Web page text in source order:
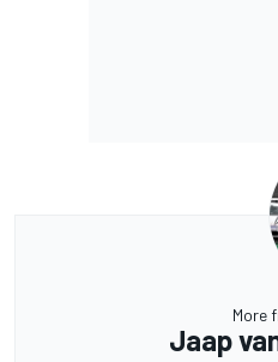
More
Jaap